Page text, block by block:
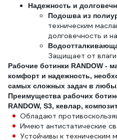
Надежность и
Подошва из
техническим
долговечность и
Защищает от влаги
Рабочие ботинки RANDOW -
комфорт и надежность,
самых сложных задач в
Преимущества рабочих
RANDOW, S3, кевлар,
Обладают
Имеют антистатические
Устойчивы к техническим